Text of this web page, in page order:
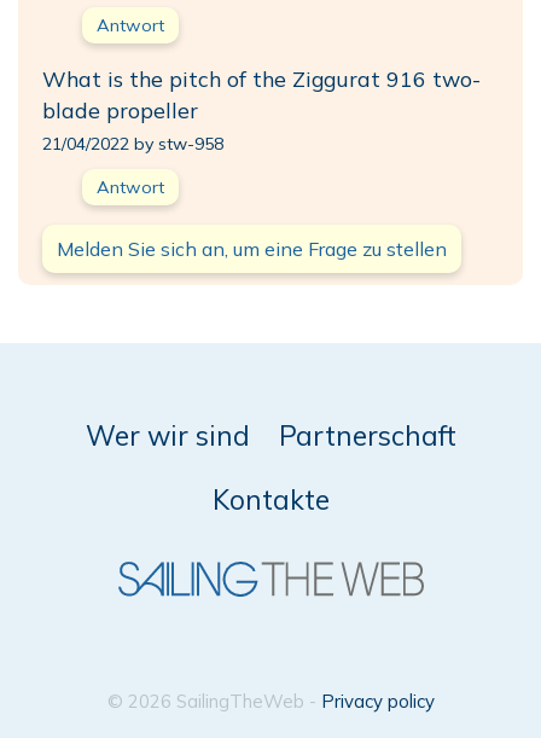
Antwort
What is the pitch of the Ziggurat 916 two-
blade propeller
21/04/2022 by stw-958
Antwort
Melden Sie sich an, um eine Frage zu stellen
Wer wir sind
Partnerschaft
Kontakte
© 2026 SailingTheWeb - Privacy policy